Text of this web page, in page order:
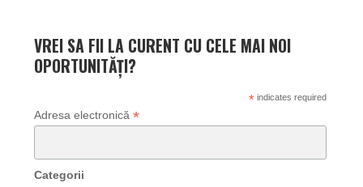
VREI SA FII LA CURENT CU CELE MAI NOI
OPORTUNITĂȚI?
*indicates required
Adresa electronică *
Categorii